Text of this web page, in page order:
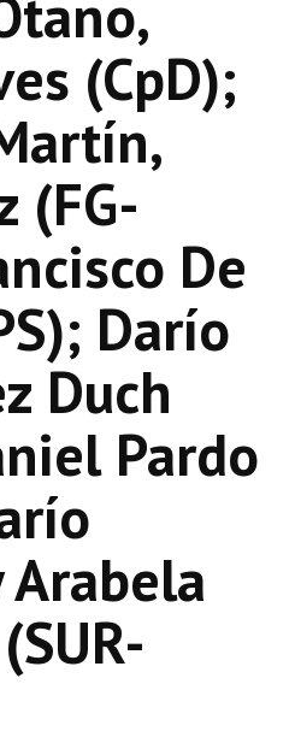
- Registro
(CpD);
(FG-
De
Darío
Duch
Pardo